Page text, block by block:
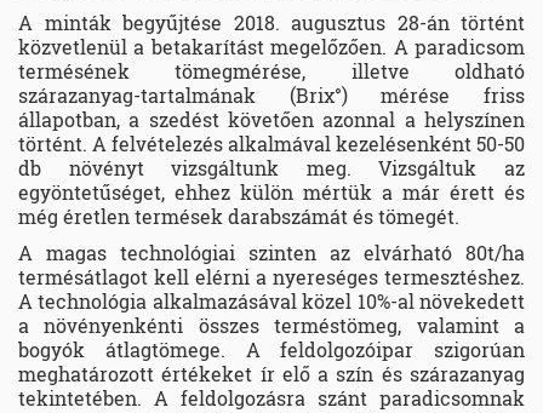
A minták begyűjtése 2018. augusztus 28-án történt
közvetlenül a betakarítást megelőzően. A paradicsom
termésének tömegmérése, illetve oldható
szárazanyag-tartalmának (Brix°) mérése friss
állapotban, a szedést követően azonnal a helyszínen
történt. A felvételezés alkalmával kezelésenként 50-50
db növényt vizsgáltunk meg. Vizsgáltuk az
egyöntetűséget, ehhez külön mértük a már érett és
még éretlen termések darabszámát és tömegét.
A magas technológiai szinten az elvárható 80t/ha
termésátlagot kell elérni a nyereséges termesztéshez.
A technológia alkalmazásával közel 10%-al növekedett
a növényenkénti összes terméstömeg, valamint a
bogyók átlagtömege. A feldolgozóipar szigorúan
meghatározott értékeket ír elő a szín és szárazanyag
tekintetében. A feldolgozásra szánt paradicsomnak